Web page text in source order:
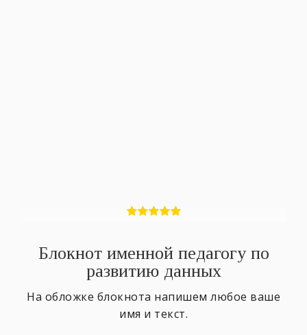
Блокнот именной педагогу по
развитию данных
На обложке блокнота напишем любое ваше
имя и текст.